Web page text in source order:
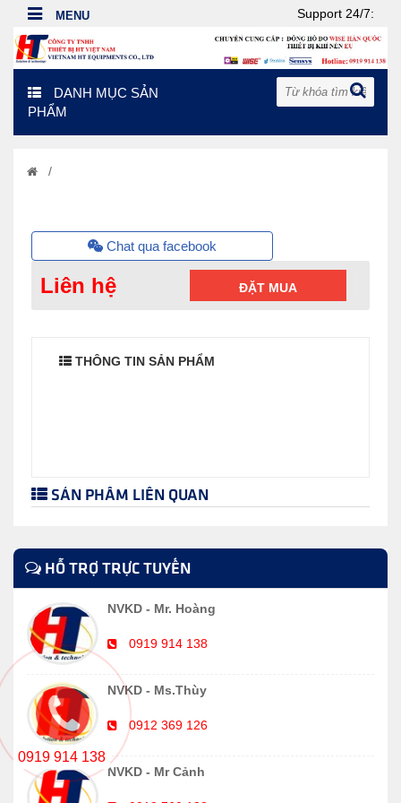
Support 24/7:
DANH MỤC SẢN
PHẨM
/
Chat qua facebook
Liên hệ ĐẶT MUA
THÔNG TIN SẢN PHẨM
SẢN PHẨM LIÊN QUAN
HỖ TRỢ TRỰC TUYẾN
NVKD - Mr. Hoàng
0919 914 138
NVKD - Ms.Thùy
0912 369 126
NVKD - Mr Cảnh
0919 914 138